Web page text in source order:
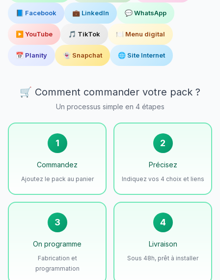
📘 Facebook 💼 LinkedIn 💬 WhatsApp
▶️ YouTube 🎵 TikTok 🍽️ Menu digital
📅 Planity 👻 Snapchat 🌐 Site Internet
🛒 Comment commander votre pack ?
Un processus simple en 4 étapes
1
Commandez
Ajoutez le pack au panier
2
Précisez
Indiquez vos 4 choix et liens
3
On programme
Fabrication et
programmation
4
Livraison
Sous 48h, prêt à installer